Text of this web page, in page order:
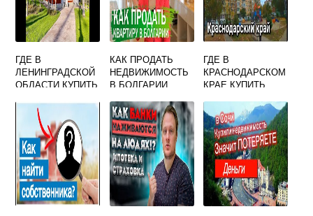
ГДЕ В
ЛЕНИНГРАДСКОЙ
ОБЛАСТИ КУПИТЬ
КАК ПРОДАТЬ
НЕДВИЖИМОСТЬ
В БОЛГАРИИ
ГДЕ В
КРАСНОДАРСКОМ
КРАЕ КУПИТЬ